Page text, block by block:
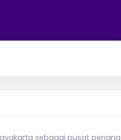
sebagai pusat